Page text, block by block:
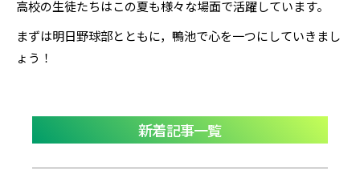
高校の生徒たちはこの夏も様々な場面で活躍しています。
まずは明日野球部とともに，鴨池で心を一つにしていきまし
ょう！
新着記事一覧